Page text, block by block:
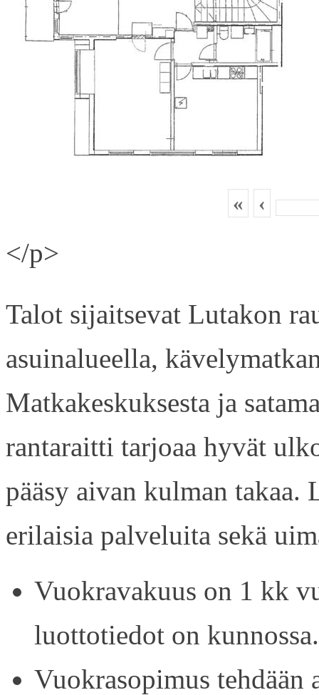
« ‹
</p>
Talot sijaitsevat Lutakon
asuinalueella,
Matkakeskuksesta ja
rantaraitti tarjoaa hyvät
pääsy aivan kulman
erilaisia palveluita sekä
Vuokravakuus on 1 kk
luottotiedot on kunnossa.
Vuokrasopimus tehdään